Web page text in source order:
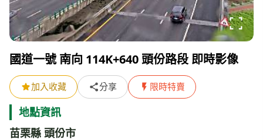
國道一號 南向 114K+640 頭份路段 即時影像
加入收藏 分享 限時特賣
地點資訊
苗栗縣 頭份市